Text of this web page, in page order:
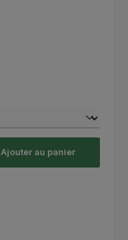
Ajouter au panier